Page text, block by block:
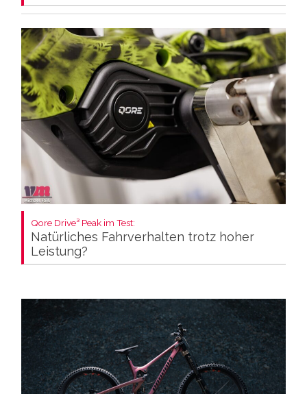
Qore Drive³ Peak im Test:
Natürliches Fahrverhalten trotz hoher
Leistung?